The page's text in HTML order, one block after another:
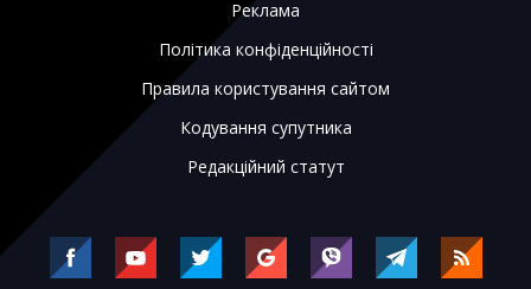
Реклама
Політика конфіденційності
Правила користування сайтом
Кодування супутника
Редакційний статут